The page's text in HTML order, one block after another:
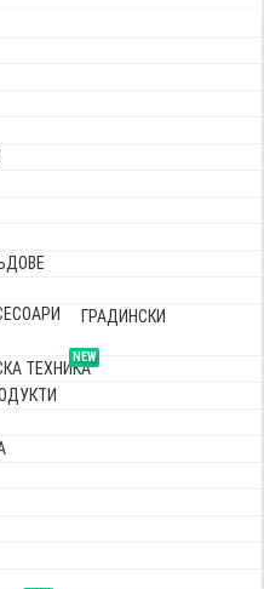
ГРАДИНСКИ
NEW
ТЕХНИКА